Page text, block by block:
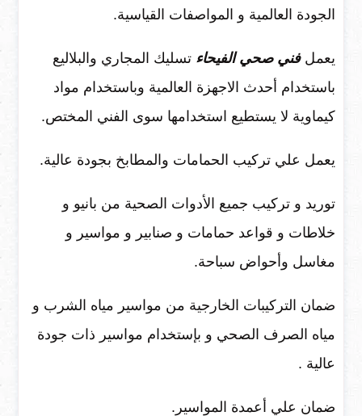
الجودة العالمية و المواصفات القياسية.
يعملفني صحي الفيحاء تسليك المجاري والبلاليع
باستخدام أحدث الاجهزة العالمية وباستخدام مواد
كيماوية لا يستطيع استخدامها سوى الفني المختص.
يعمل علي تركيب الحمامات والمطابخ بجودة عالية.
توريد و تركيب جميع الأدوات الصحية من بانيو و
خلاطات و قواعد حمامات و صنابير و مواسير و
مغاسل وأحواض سباحة.
ضمان التركيبات الخارجية من مواسير مياه الشرب و
مياه الصرف الصحي و بإستخدام مواسير ذات جودة
عالية .
ضمان علي أعمدة المواسير.